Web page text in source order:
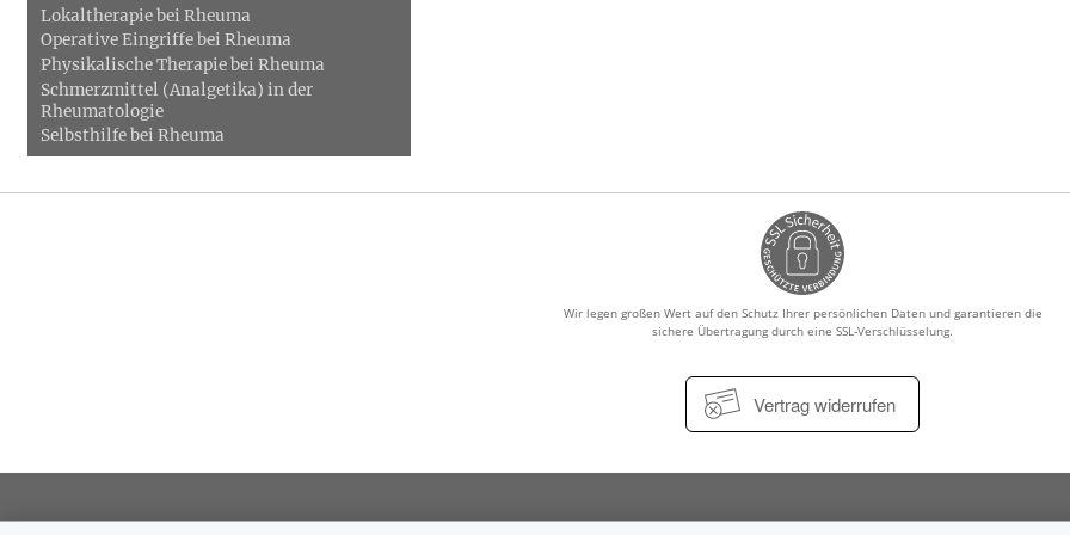
Lokaltherapie bei Rheuma
Operative Eingriffe bei Rheuma
Physikalische Therapie bei Rheuma
Schmerzmittel (Analgetika) in der
Rheumatologie
Selbsthilfe bei Rheuma
Wir legen großen Wert auf den Schutz Ihrer persönlichen Daten und garantieren die
sichere Übertragung durch eine SSL-Verschlüsselung.
Vertrag widerrufen